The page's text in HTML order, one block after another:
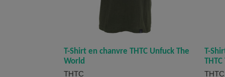
T-Shirt en chanvre THTC Unfuck The
World
THTC
T-
THTC